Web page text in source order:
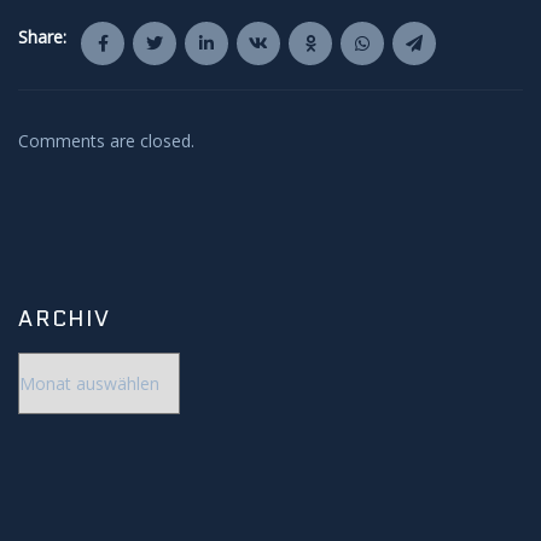
Share:
Comments are closed.
ARCHIV